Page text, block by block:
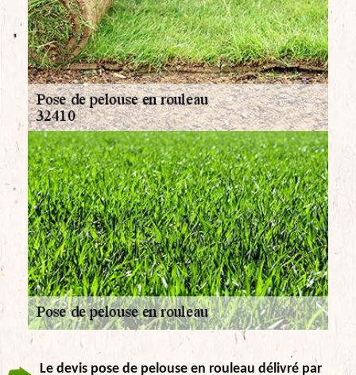
Le devis pose de pelouse en rouleau délivré par